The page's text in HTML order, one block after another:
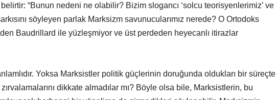
belirtir: “Bunun nedeni ne olabilir? Bizim slogancı ‘solcu teorisyenlerimiz’ ve
söyleyen parlak Marksizm savunucularımız nerede? O Ortodoks
Baudrillard ile yüzleşmiyor ve üst perdeden heyecanlı itirazlar
Yoksa Marksistler politik güçlerinin doruğunda oldukları bir süreçte
dikkate almadılar mı? Böyle olsa bile, Marksistlerin, bu